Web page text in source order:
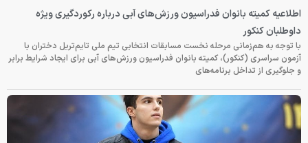
اطلاعیه کمیته بانوان فدراسیون ورزش‌های آبی درباره رکوردگیری ویژه
داوطلبان کنکور
با توجه به هم‌زمانی مرحله نخست مسابقات انتخابی تیم ملی تایم‌تریل دختران با
آزمون سراسری (کنکور)، کمیته بانوان فدراسیون ورزش‌های آبی برای ایجاد شرایط برابر
و جلوگیری از تداخل برنامه‌های